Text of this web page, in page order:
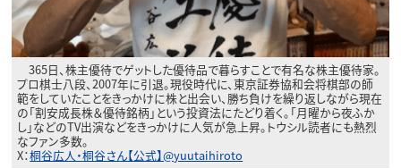
365日、株主優待でゲットした優待品で暮らすことで有名な株主優待家。
プロ棋士八段、2007年に引退。現役時代に、東京証券協和会将棋部の師
範をしていたことをきっかけに株と出会い、勝ち負けを繰り返しながら現在
の「割安成長株＆優待銘柄」という投資法にたどり着く。「月曜から夜ふか
し」などのTV出演などをきっかけに人気が急上昇。トウシル読者にも熱烈
なファン多数。
X：桐谷広人・桐谷さん【公式】@yuutaihiroto